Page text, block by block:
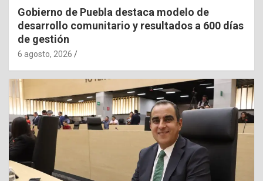
Gobierno de Puebla destaca modelo de
desarrollo comunitario y resultados a 600 días
de gestión
6 agosto, 2026